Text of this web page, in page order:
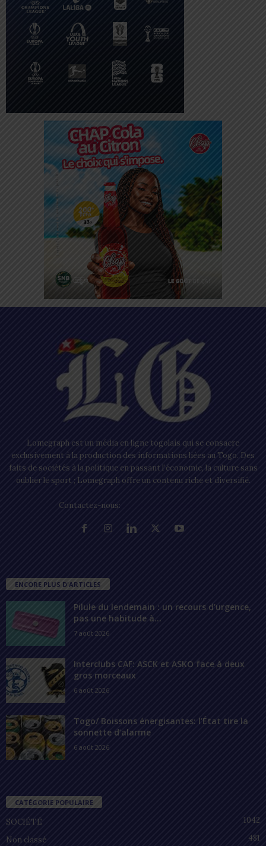
Lomegraph est un média en ligne togolais qui se consacre
exclusivement à la production des informations liées au Togo. Des
faits de sociétés à la politique en passant l’économie, la culture sans
oublier le sport ; Lomegraph offre un contenu riche et diversifié.
Contactez-nous:
ENCORE PLUS D'ARTICLES
Pilule du lendemain : un recours d’urgence,
pas une habitude à...
7 août 2026
Interclubs CAF: ASCK et ASKO face à deux
gros morceaux
6 août 2026
Togo/ Boissons énergisantes: l’État tire la
sonnette d’alarme
6 août 2026
CATÉGORIE POPULAIRE
SOCIÉTÉ
1042
Non classé
481